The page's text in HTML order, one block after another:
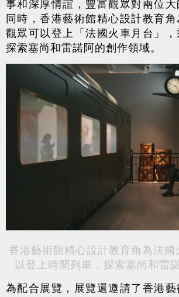
事和深厚情誼，豐富觀眾對兩位
同時，香港藝術館精心設計教育角
觀眾可以登上「法國火車月台」，
探索塞尚和雷諾阿的創作領域。
香港藝術館精心設計教育角為法
以登上時間列車，探索塞尚和雷
為配合展覽，展覽還邀請了香港